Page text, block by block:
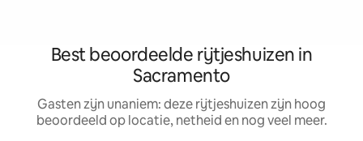
Best beoordeelde rijtjeshuizen in
Sacramento
Gasten zijn unaniem: deze rijtjeshuizen zijn hoog
beoordeeld op locatie, netheid en nog veel meer.